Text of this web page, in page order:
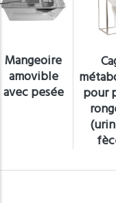
Mangeoire
amovible
avec pesée pour